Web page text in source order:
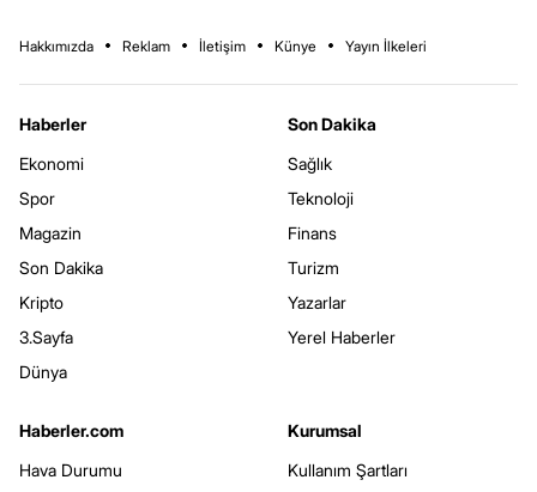
Hakkımızda Reklam İletişim Künye Yayın İlkeleri
Haberler
Ekonomi
Spor
Magazin
Son Dakika
Kripto
3.Sayfa
Dünya
Son Dakika
Sağlık
Teknoloji
Finans
Turizm
Yazarlar
Yerel Haberler
Haberler.com
Hava Durumu
Kurumsal
Kullanım Şartları